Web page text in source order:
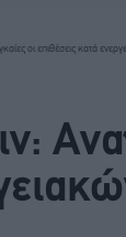
οι επιθέσεις κατά